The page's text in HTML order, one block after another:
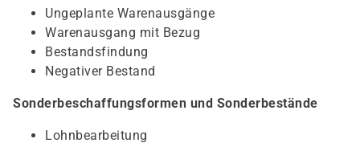
Ungeplante Warenausgänge
Warenausgang mit Bezug
Bestandsfindung
Negativer Bestand
Sonderbeschaffungsformen und Sonderbestände
Lohnbearbeitung